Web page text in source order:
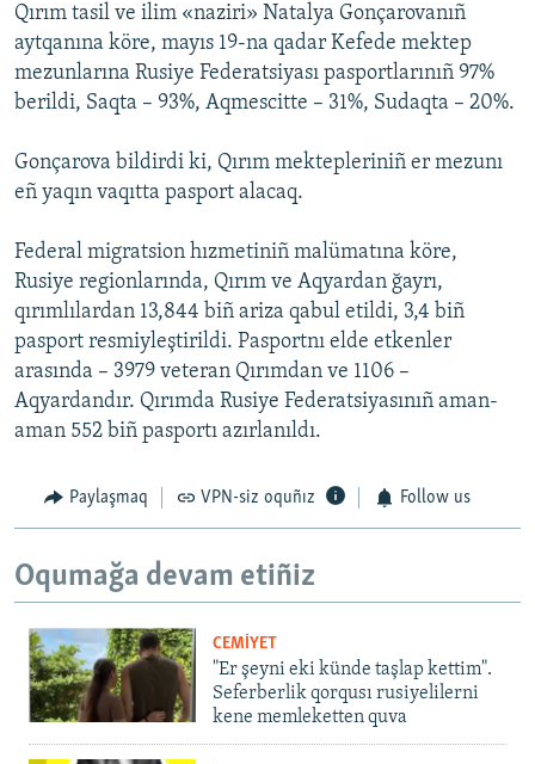
Qırım tasil ve ilim «naziri» Natalya Gonçarovanıñ
aytqanına köre, mayıs 19-na qadar Kefede mektep
mezunlarına Rusiye Federatsiyası pasportlarınıñ 97%
berildi, Saqta – 93%, Aqmescitte – 31%, Sudaqta – 20%.
Gonçarova bildirdi ki, Qırım mektepleriniñ er mezunı
eñ yaqın vaqıtta pasport alacaq.
Federal migratsion hızmetiniñ malümatına köre,
Rusiye regionlarında, Qırım ve Aqyardan ğayrı,
qırımlılardan 13,844 biñ ariza qabul etildi, 3,4 biñ
pasport resmiyleştirildi. Pasportnı elde etkenler
arasında – 3979 veteran Qırımdan ve 1106 –
Aqyardandır. Qırımda Rusiye Federatsiyasınıñ aman-
aman 552 biñ pasportı azırlanıldı.
Paylaşmaq VPN-siz oquñız Follow us
Oqumağa devam etiñiz
CEMİYET
"Er şeyni eki künde taşlap kettim".
Seferberlik qorqusı rusiyelilerni
kene memleketten quva